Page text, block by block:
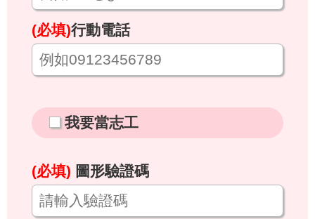
(必填)行動電話
我要當志工
(必填) 圖形驗證碼